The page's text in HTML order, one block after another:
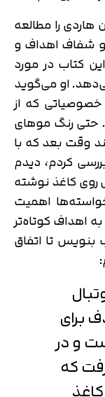
هاردی را مطالعه
و شفاف اهداف و
کتاب در مورد
او می‌گوید
که از
حتی رنگ موهای
وقت بعد که با
کردم، دیدم
روی کاغذ نوشته
اهمیت
اهداف کوتاه‌تر
بنویس تا اتفاق
که 107 هدف برای
و در
که